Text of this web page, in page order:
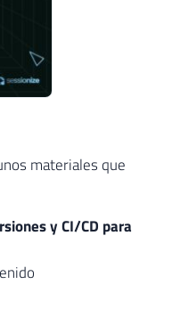
materiales que
y CI/CD para